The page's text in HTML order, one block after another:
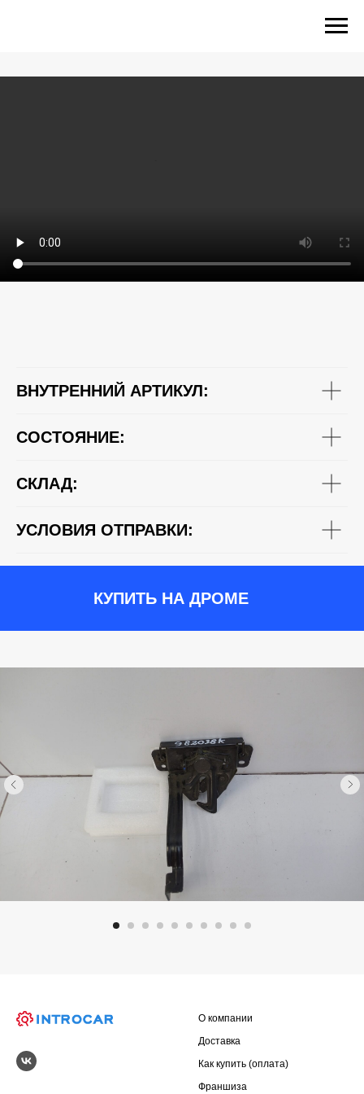
ВНУТРЕННИЙ АРТИКУЛ:
СОСТОЯНИЕ:
СКЛАД:
УСЛОВИЯ ОТПРАВКИ:
КУПИТЬ НА ДРОМЕ
О компании
Доставка
Как купить (оплата)
Франшиза